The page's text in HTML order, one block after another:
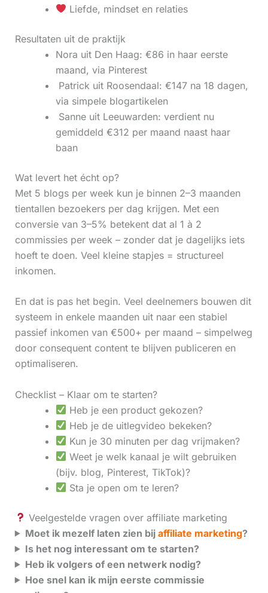
Liefde, mindset en relaties
Resultaten uit de praktijk
Nora uit Den Haag: €86 in haar eerste
maand, via Pinterest
‍ Patrick uit Roosendaal: €147 na 18 dagen,
via simpele blogartikelen
‍ Sanne uit Leeuwarden: verdient nu
gemiddeld €312 per maand naast haar
baan
Wat levert het écht op?
Met 5 blogs per week kun je binnen 2–3 maanden
tientallen bezoekers per dag krijgen. Met een
conversie van 3–5% betekent dat al 1 à 2
commissies per week – zonder dat je dagelijks iets
hoeft te doen. Veel kleine stapjes = structureel
inkomen.
En dat is pas het begin. Veel deelnemers bouwen dit
systeem in enkele maanden uit naar een stabiel
passief inkomen van €500+ per maand – simpelweg
door consequent content te blijven publiceren en
optimaliseren.
Checklist – Klaar om te starten?
Heb je een product gekozen?
Heb je de uitlegvideo bekeken?
Kun je 30 minuten per dag vrijmaken?
Weet je welk kanaal je wilt gebruiken
(bijv. blog, Pinterest, TikTok)?
Sta je open om te leren?
Veelgestelde vragen over affiliate marketing
Moet ik mezelf laten zien bij affiliate marketing?
Is het nog interessant om te starten?
Heb ik volgers of een netwerk nodig?
Hoe snel kan ik mijn eerste commissie